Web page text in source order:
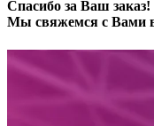
Спасибо за Ваш заказ!
Мы свяжемся с Вами